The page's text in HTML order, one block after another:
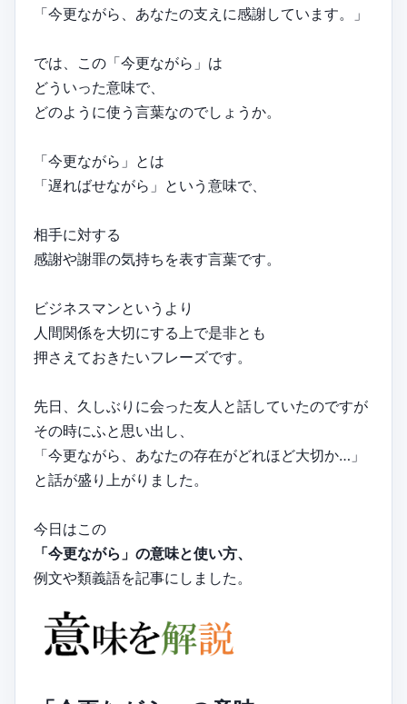
「今更ながら、あなたの支えに感謝しています。」
では、この「今更ながら」は
どういった意味で、
どのように使う言葉なのでしょうか。
「今更ながら」とは
「遅ればせながら」という意味で、
相手に対する
感謝や謝罪の気持ちを表す言葉です。
ビジネスマンというより
人間関係を大切にする上で是非とも
押さえておきたいフレーズです。
先日、久しぶりに会った友人と話していたのですが
その時にふと思い出し、
「今更ながら、あなたの存在がどれほど大切か…」
と話が盛り上がりました。
今日はこの
「今更ながら」の意味と使い方、
例文や類義語を記事にしました。